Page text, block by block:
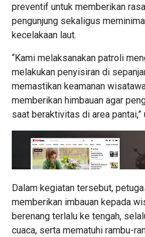
preventif untuk memberikan
pengunjung sekaligus
kecelakaan laut.
“Kami melaksanakan patroli
melakukan penyisiran di
memastikan keamanan
memberikan himbauan agar
saat beraktivitas di area pantai,”
Dalam kegiatan tersebut,
memberikan imbauan kepada
berenang terlalu ke tengah,
cuaca, serta mematuhi rambu-